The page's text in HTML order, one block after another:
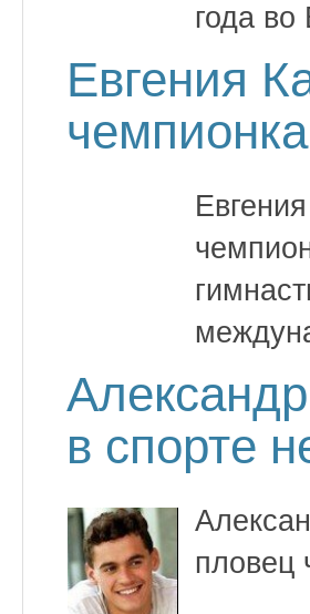
года
Евгения
чемпионка
в спорте
пловец